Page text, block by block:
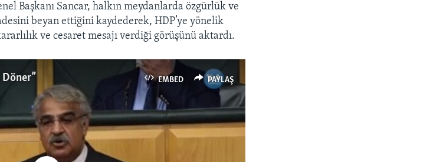
Başkanı Sancar, halkın meydanlarda özgürlük ve
beyan ettiğini kaydederek, HDP’ye yönelik
ve cesaret mesajı verdiği görüşünü aktardı.
EMBED PAYLAŞ
Döner”